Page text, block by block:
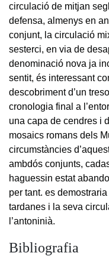
circulació de mitjan
defensa, almenys en
conjunt, la circulació
sesterci, en via de
denominació nova ja
sentit, és interessant
descobriment d’un
cronologia final a
una capa de cendres i
mosaics romans dels
circumstàncies
ambdós conjunts,
haguessin estat
per tant. es
tardanes i la seva
l’antoninià.
Bibliografia